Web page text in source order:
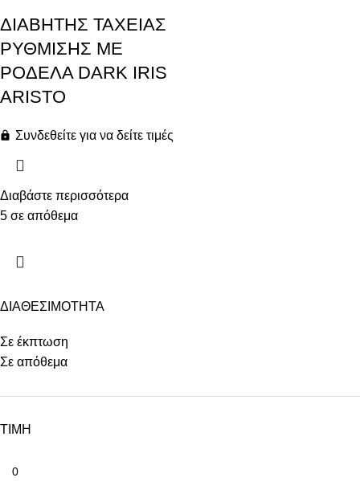
ΔΙΑΘΕΣΙΜΟΤΗΤΑ
Σε έκπτωση
Σε απόθεμα
ΤΙΜΗ
ΔΙΑΒΗΤΗΣ ΤΑΧΕΙΑΣ
ΡΥΘΜΙΣΗΣ ΜΕ
ΡΟΔΕΛΑ DARK IRIS
ARISTO
Συνδεθείτε για να δείτε τιμές
Διαβάστε περισσότερα
5 σε απόθεμα